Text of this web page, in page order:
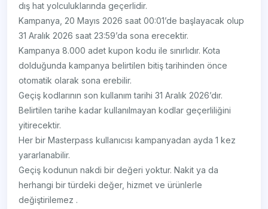
dış hat yolculuklarında geçerlidir.
Kampanya, 20 Mayıs 2026 saat 00:01’de başlayacak olup
31 Aralık 2026 saat 23:59’da sona erecektir.
Kampanya 8.000 adet kupon kodu ile sınırlıdır. Kota
dolduğunda kampanya belirtilen bitiş tarihinden önce
otomatik olarak sona erebilir.
Geçiş kodlarının son kullanım tarihi 31 Aralık 2026’dır.
Belirtilen tarihe kadar kullanılmayan kodlar geçerliliğini
yitirecektir.
Her bir Masterpass kullanıcısı kampanyadan ayda 1 kez
yararlanabilir.
Geçiş kodunun nakdi bir değeri yoktur. Nakit ya da
herhangi bir türdeki değer, hizmet ve ürünlerle
değiştirilemez .